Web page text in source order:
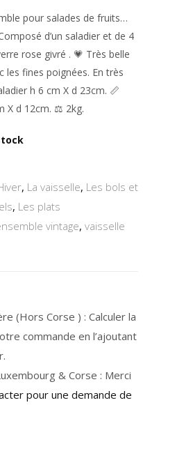
pour salades de fruits…
d’un saladier et de 4
rose givré . 💗 Très belle
les fines poignées. En très
h 6 cm X d 23cm. 📏
X d 12cm. ⚖️ 2kg.
, La vaisselle, Les bols et
, Les plats
vintage, vaisselle
(Hors Corse ) : Calculer la
commande en l’ajoutant
& Corse : Merci
pour une demande de